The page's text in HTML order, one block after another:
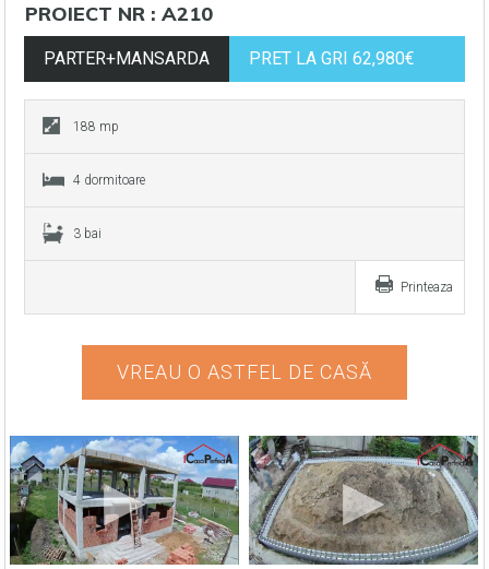
PROIECT NR : A210
PARTER+MANSARDA PRET LA GRI 62,980€
188 mp
4 dormitoare
3 bai
Printeaza
VREAU O ASTFEL DE CASĂ